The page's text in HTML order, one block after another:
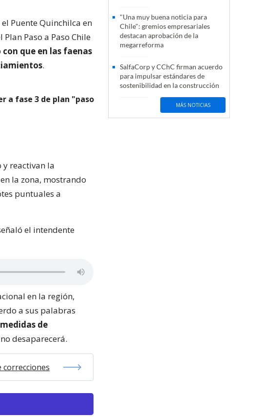
Puente Quinchilca en
Paso a Paso Chile
que en las faenas
.
a fase 3 de plan "paso
y reactivan la
la zona, mostrando
puntuales a
el intendente
en la región,
a sus palabras
de
desaparecerá.
correcciones
"Una muy buena noticia para
Chile": gremios empresariales
destacan aprobación de la
megarreforma
SalfaCorp y CChC firman acuerdo
para impulsar estándares de
sostenibilidad en la construcción
MÁS NOTICIAS